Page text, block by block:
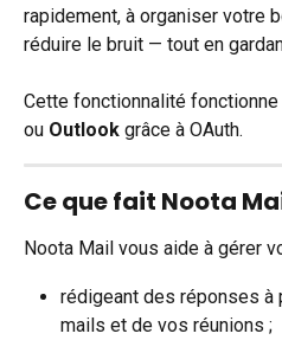
rapidement, à organiser votre
réduire le bruit — tout en
Cette fonctionnalité
ou Outlook grâce à OAuth.
Ce que fait Noota
Noota Mail vous aide à gérer
rédigeant des réponses à
mails et de vos réunions ;